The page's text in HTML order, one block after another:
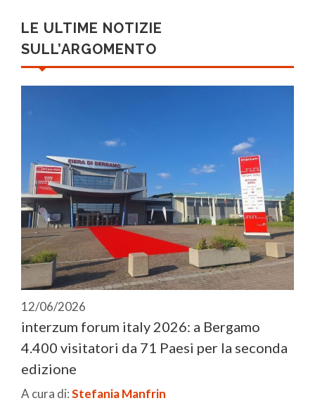
LE ULTIME NOTIZIE
SULL’ARGOMENTO
12/06/2026
interzum forum italy 2026: a Bergamo
4.400 visitatori da 71 Paesi per la seconda
edizione
A cura di:Stefania Manfrin